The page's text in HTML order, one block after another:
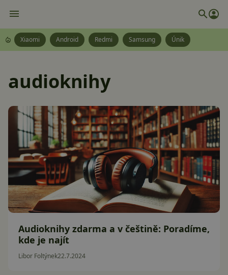
Xiaomi Android Redmi Samsung Únik
audioknihy
Audioknihy zdarma a v češtině: Poradíme,
kde je najít
Libor Foltýnek22.7.2024